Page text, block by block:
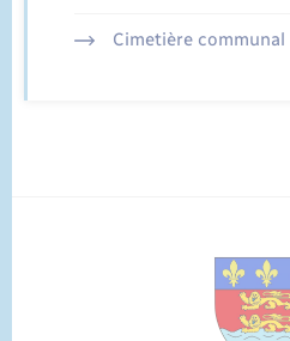
Cimetière communal